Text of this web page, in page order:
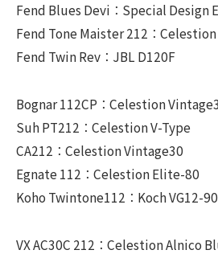
Fend Blues Devi：Special Design
Fend Tone Maister 212：
Fend Twin Rev：JBL D120F
Bognar 112CP：Celestion
Suh PT212：Celestion V-Type
CA212：Celestion Vintage30
Egnate 112：Celestion Elite-80
Koho Twintone112：Koch VG12-90
VX AC30C 212：Celestion Alnico